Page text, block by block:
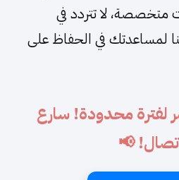
لا تتردد في
لمساعدتك في الحفاظ على
لفترة محدودة! سارع
📢